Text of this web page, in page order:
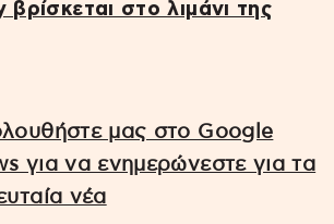
στο λιμάνι της
μας στο Google
για να ενημερώνεστε για τα
νέα